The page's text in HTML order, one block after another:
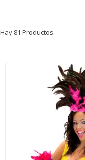
Hay 81 Productos.